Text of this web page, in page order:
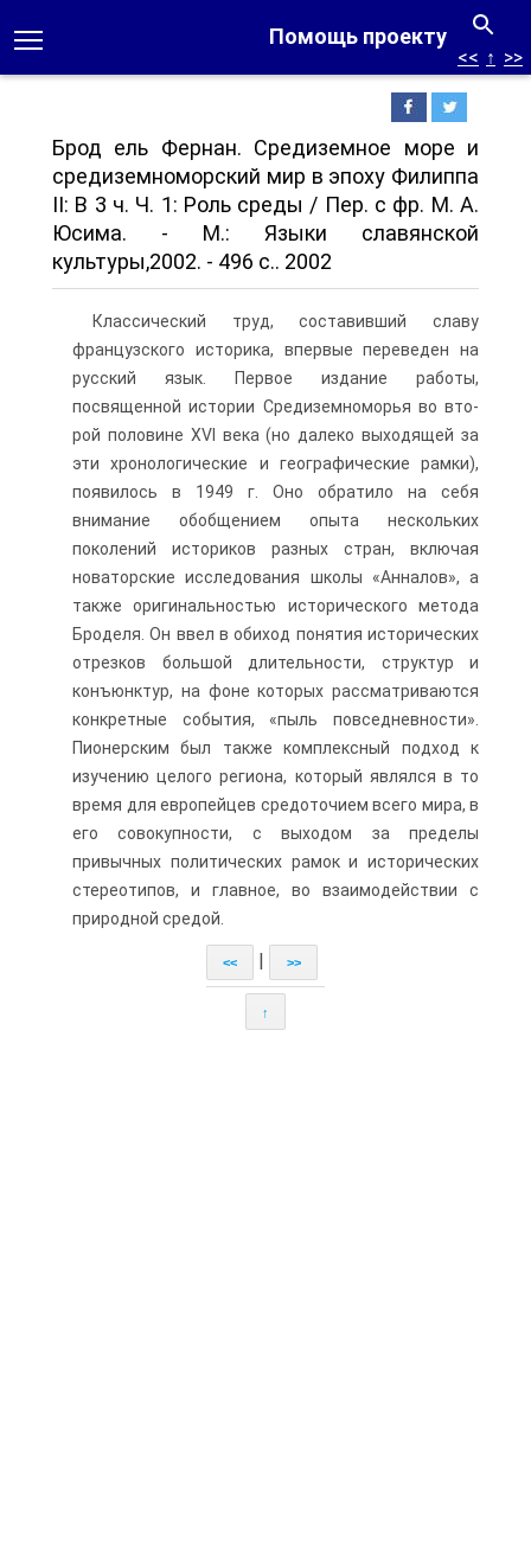
Помощь проекту
<< ↑ >>
Брод ель Фернан. Средиземное море и
средиземноморский мир в эпоху Филиппа
II: В 3 ч. Ч. 1: Роль среды / Пер. с фр. М. А.
Юсима. - М.: Языки славянской
культуры,2002. - 496 с.. 2002
Классический труд, составивший славу
французского историка, впервые переведен на
русский язык. Первое издание работы,
посвященной истории Средиземноморья во вто­
рой половине XVI века (но далеко выходящей за
эти хронологические и гео­графические рамки),
появилось в 1949 г. Оно обратило на себя
внимание обобщением опыта нескольких
поколений историков разных стран, включая
новаторские исследования школы «Анналов», а
также оригинальностью ис­торического метода
Броделя. Он ввел в обиход понятия исторических
отрез­ков большой длительности, структур и
конъюнктур, на фоне которых рас­сматриваются
конкретные события, «пыль повседневности».
Пионерским был также комплексный подход к
изучению целого региона, который являл­ся в то
время для европейцев средоточием всего мира, в
его совокупности, с выходом за пределы
привычных политических рамок и исторических
стерео­типов, и главное, во взаимодействии с
природной средой.
<< >>
↑